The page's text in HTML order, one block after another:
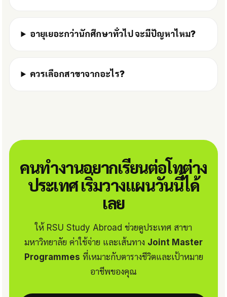
อายุเยอะกว่านักศึกษาทั่วไป จะมีปัญหาไหม?
ควรเลือกสาขาจากอะไร?
คนทำงานอยากเรียนต่อโทต่าง
ประเทศ เริ่มวางแผนวันนี้ได้
เลย
ให้ RSU Study Abroad ช่วยดูประเทศ สาขา
มหาวิทยาลัย ค่าใช้จ่าย และเส้นทาง Joint Master
Programmes ที่เหมาะกับตารางชีวิตและเป้าหมาย
อาชีพของคุณ